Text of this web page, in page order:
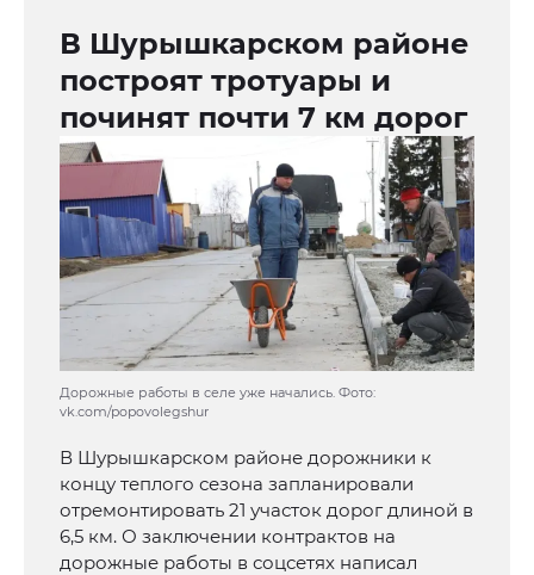
В Шурышкарском районе
построят тротуары и
починят почти 7 км дорог
Дорожные работы в селе уже начались. Фото:
vk.com/popovolegshur
В Шурышкарском районе дорожники к
концу теплого сезона запланировали
отремонтировать 21 участок дорог длиной в
6,5 км. О заключении контрактов на
дорожные работы в соцсетях написал